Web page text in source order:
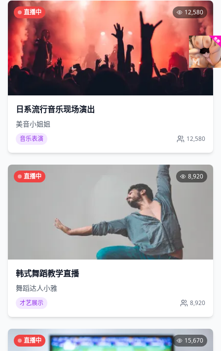
直播中 12,580
日系流行音乐现场演出
美音小姐姐
音乐表演 12,580
直播中 8,920
韩式舞蹈教学直播
舞蹈达人小雅
才艺展示 8,920
直播中 15,670